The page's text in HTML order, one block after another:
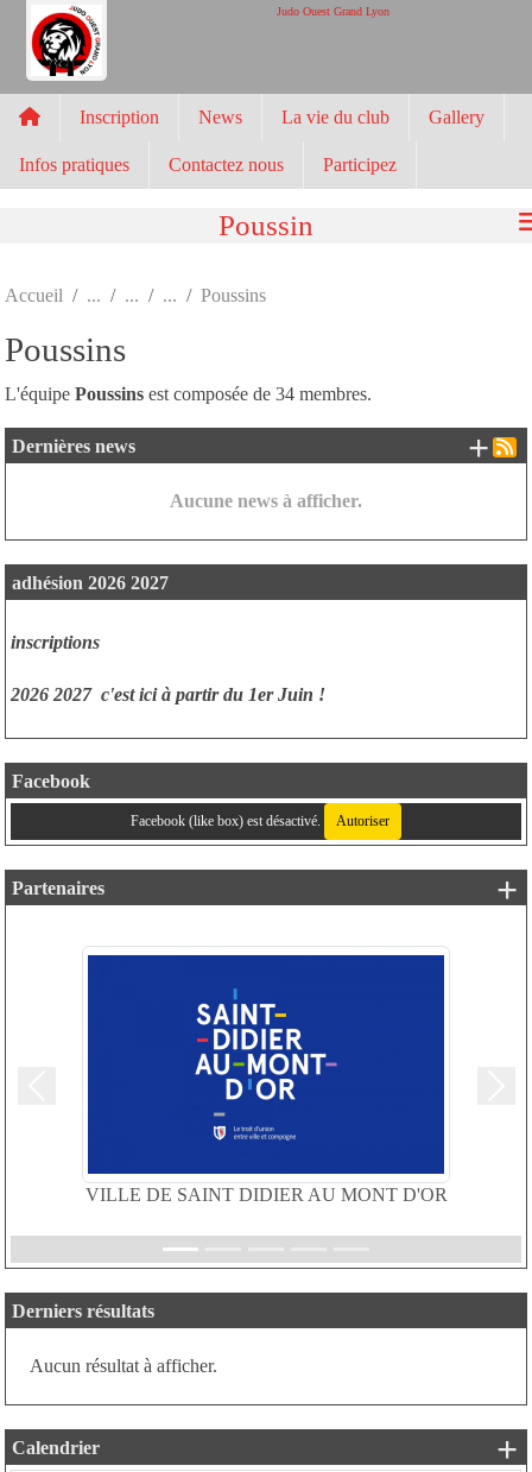
Judo Ouest Grand Lyon
Inscription News La vie du club Gallery
Infos pratiques Contactez nous Participez
Poussin
Accueil Poussins
Poussins
L'équipe Poussins est composée de 34 membres.
Dernières news
Aucune news à afficher.
+
adhésion 2026 2027
inscriptions
2026 2027 c'est ici à partir du 1er Juin !
Facebook
Facebook (like box) est désactivé. Autoriser
Partenaires
VILLE DE SAINT DIDIER AU MONT D'OR
+
Derniers résultats
Aucun résultat à afficher.
Calendrier +
Panneau de gestion des cookies